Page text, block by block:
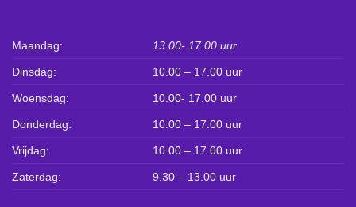
Maandag: 13.00- 17.00 uur
Dinsdag: 10.00 – 17.00 uur
Woensdag: 10.00- 17.00 uur
Donderdag: 10.00 – 17.00 uur
Vrijdag: 10.00 – 17.00 uur
Zaterdag: 9.30 – 13.00 uur